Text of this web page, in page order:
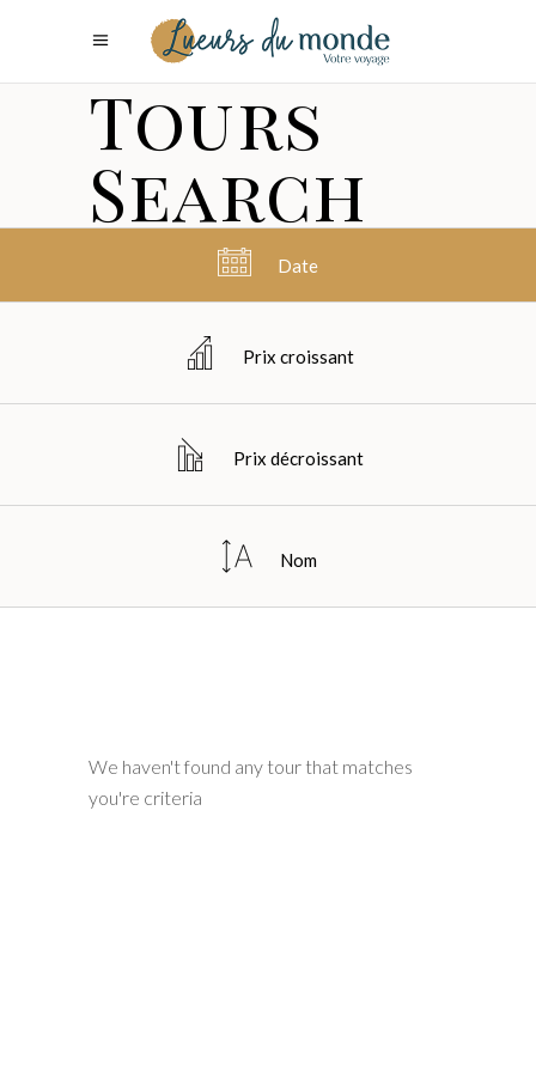
Tours
Search
Date
Prix croissant
Prix décroissant
Nom
We haven't found any tour that matches
you're criteria